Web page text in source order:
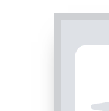
02/11/2022 20:00